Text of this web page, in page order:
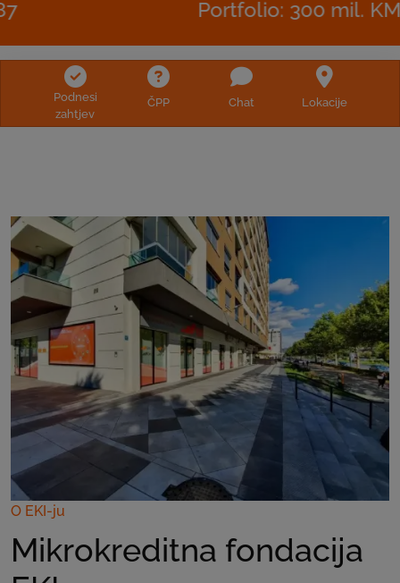
Portfolio: 300 mil. KM
Podnesi
zahtjev
ČPP Chat Lokacije
O EKI-ju
Mikrokreditna fondacija